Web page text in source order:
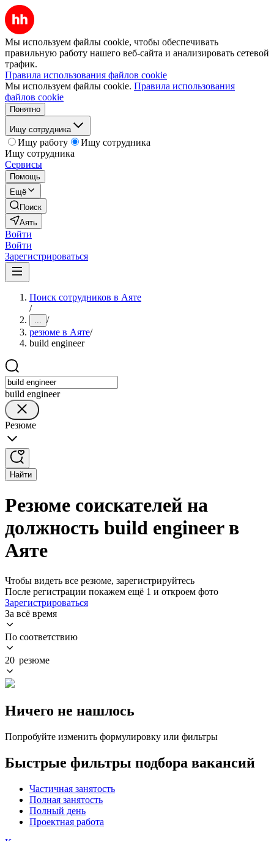
Мы используем файлы cookie, чтобы обеспечивать
правильную работу нашего веб-сайта и анализировать сетевой
трафик.
Правила использования файлов cookie
Мы используем файлы cookie. Правила использования
файлов cookie
Понятно
Ищу сотрудника
Ищу работу
Ищу сотрудника
Ищу сотрудника
Сервисы
Помощь
Ещё
Поиск
Аять
Войти
Войти
Зарегистрироваться
Поиск сотрудников в Аяте
/
... /
резюме в Аяте/
build engineer
build engineer
Резюме
Найти
Резюме соискателей на
должность build engineer в
Аяте
Чтобы видеть все резюме, зарегистрируйтесь
После регистрации покажем ещё 1 и откроем фото
Зарегистрироваться
За всё время
По соответствию
20 резюме
Ничего не нашлось
Попробуйте изменить формулировку или фильтры
Быстрые фильтры подбора вакансий
Частичная занятость
Полная занятость
Полный день
Проектная работа